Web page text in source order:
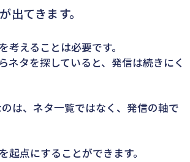
出てきます。
考えることは必要です。
ネタを探していると、発信は続きにく
は、ネタ一覧ではなく、発信の軸で
起点にすることができます。